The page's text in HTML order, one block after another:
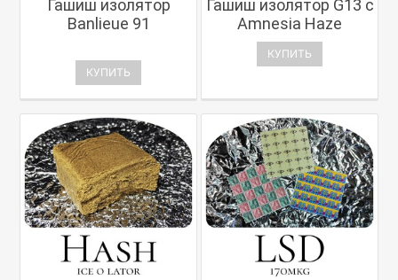
Гашиш изолятор
Banlieue 91
КУПИТЬ
Гашиш изолятор G13 с
Amnesia Haze
КУПИТЬ